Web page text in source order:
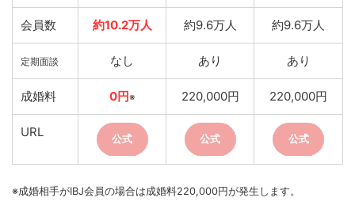
会員数 約10.2万人 約9.6万人 約9.6万人
定期面談 なし あり あり
成婚料 0円※ 220,000円 220,000円
URL 公式 公式 公式
※成婚相手がIBJ会員の場合は成婚料220,000円が発生します。